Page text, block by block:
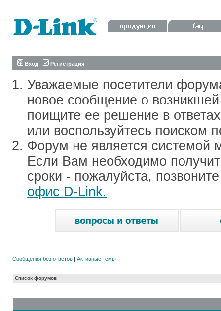
Вход Регистрация
Уважаемые посетители
новое сообщение о
поищите ее решение в
или воспользуйтесь поиском
Форум не является системой
Если Вам необходимо
сроки - пожалуйста,
офис D-Link.
Сообщения без ответов | Активные темы
Список форумов